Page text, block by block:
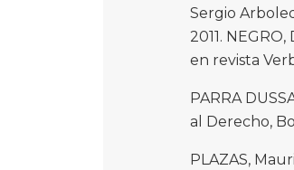
Sergio
2011.
en revista
PARRA
al Derecho,
PLAZAS,